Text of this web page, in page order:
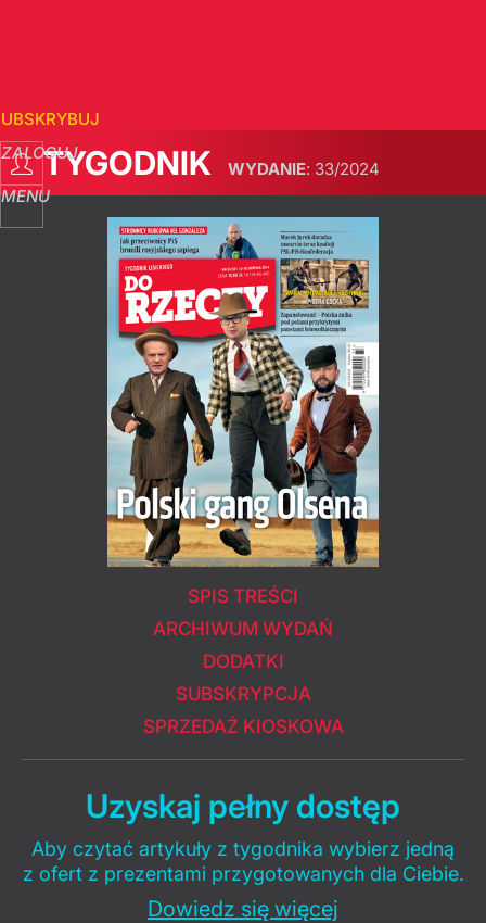
ZALOGUJ
MENU
TYGODNIK WYDANIE: 33/2024
SPIS TREŚCI
ARCHIWUM WYDAŃ
DODATKI
SUBSKRYPCJA
SPRZEDAŻ KIOSKOWA
Uzyskaj pełny dostęp
Aby czytać artykuły z tygodnika wybierz jedną
z ofert z prezentami przygotowanych dla Ciebie.
Dowiedz się więcej